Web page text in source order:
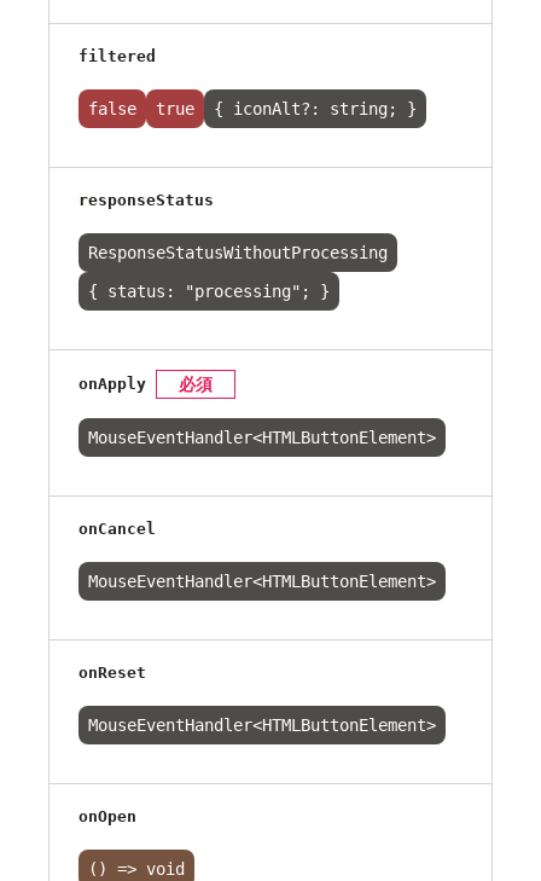
filtered
false true { iconAlt?: string; }
responseStatus
ResponseStatusWithoutProcessing
{ status: "processing"; }
onApply 必須
MouseEventHandler<HTMLButtonElement>
onCancel
MouseEventHandler<HTMLButtonElement>
onReset
MouseEventHandler<HTMLButtonElement>
onOpen
() => void